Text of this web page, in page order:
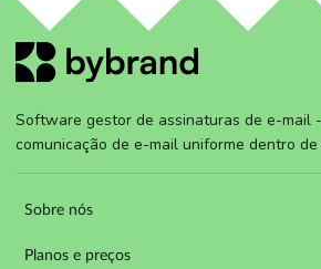
Software gestor de assinaturas de e-mail
comunicação de e-mail uniforme dentro de
Sobre nós
Planos e preços